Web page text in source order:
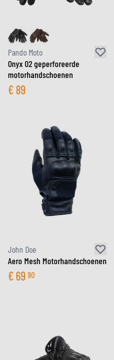
Pando Moto
Onyx 02 geperforeerde
motorhandschoenen
€ 89
John Doe
Aero Mesh Motorhandschoenen
€ 69 90